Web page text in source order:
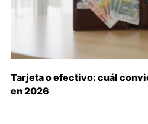
Tarjeta o efectivo: cuál
en 2026